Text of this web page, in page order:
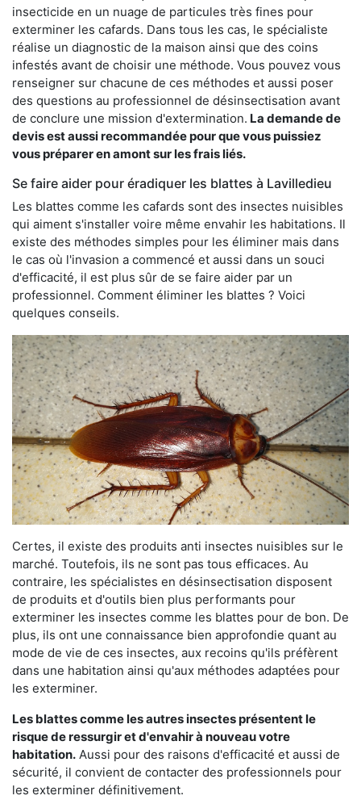
insecticide en un nuage de particules très fines pour
exterminer les cafards. Dans tous les cas, le spécialiste
réalise un diagnostic de la maison ainsi que des coins
infestés avant de choisir une méthode. Vous pouvez vous
renseigner sur chacune de ces méthodes et aussi poser
des questions au professionnel de désinsectisation avant
de conclure une mission d'extermination. La demande de
devis est aussi recommandée pour que vous puissiez
vous préparer en amont sur les frais liés.
Se faire aider pour éradiquer les blattes à Lavilledieu
Les blattes comme les cafards sont des insectes nuisibles
qui aiment s'installer voire même envahir les habitations. Il
existe des méthodes simples pour les éliminer mais dans
le cas où l'invasion a commencé et aussi dans un souci
d'efficacité, il est plus sûr de se faire aider par un
professionnel. Comment éliminer les blattes ? Voici
quelques conseils.
Certes, il existe des produits anti insectes nuisibles sur le
marché. Toutefois, ils ne sont pas tous efficaces. Au
contraire, les spécialistes en désinsectisation disposent
de produits et d'outils bien plus performants pour
exterminer les insectes comme les blattes pour de bon. De
plus, ils ont une connaissance bien approfondie quant au
mode de vie de ces insectes, aux recoins qu'ils préfèrent
dans une habitation ainsi qu'aux méthodes adaptées pour
les exterminer.
Les blattes comme les autres insectes présentent le
risque de ressurgir et d'envahir à nouveau votre
habitation. Aussi pour des raisons d'efficacité et aussi de
sécurité, il convient de contacter des professionnels pour
les exterminer définitivement.